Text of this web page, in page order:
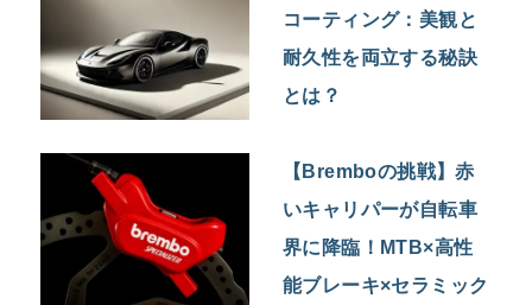
コーティング：美観と
耐久性を両立する秘訣
とは？
【Bremboの挑戦】赤
いキャリパーが自転車
界に降臨！MTB×高性
能ブレーキ×セラミック